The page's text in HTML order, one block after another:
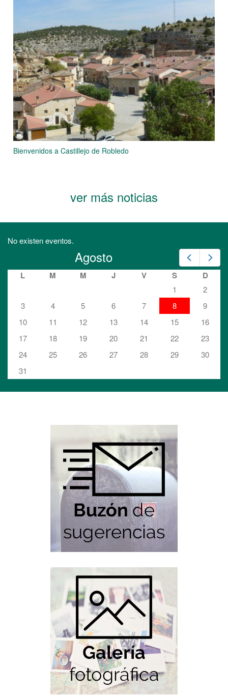
Bienvenidos a Castillejo de Robledo
ver más noticias
No existen eventos.
Prev
Agosto
L M M J V S D
1
2
3
4 5 6 7 8
9
10
11 12 13 14 15
16
17
18 19 20 21 22
23
24
25 26 27 28 29
30
31